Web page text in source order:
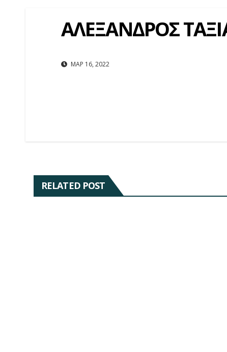
ΑΛΕΞΑΝΔΡΟΣ
ΜΑΡ 16, 2022
RELATED POST